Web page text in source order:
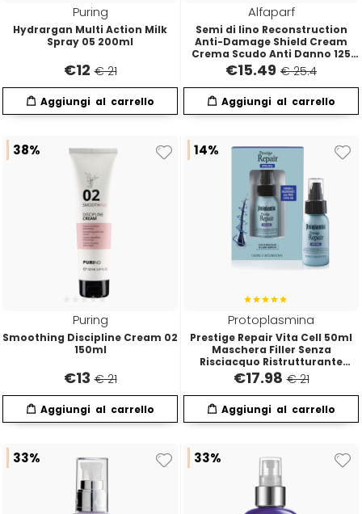
L'Oreal
LV3
MATRIX
Mia
Morgan's
Morocutti
Moser
Muster
Muster & Dikson
Puring
Hydrargan Multi Action Milk
Spray 05 200ml
€12 € 21
Alfaparf
Semi di lino Reconstruction
Anti-Damage Shield Cream
Crema Scudo Anti Danno 125
ml
€15.49 € 25.4
38%
Puring
Smoothing Discipline Cream 02
150ml
€13 € 21
14%
Protoplasmina
Prestige Repair Vita Cell 50ml
Maschera Filler Senza
Risciacquo Ristrutturante
Istantanea
€17.98 € 21
33% 33%